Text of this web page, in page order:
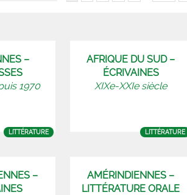
–
1970
LITTÉRATURE
AFRIQUE DU SUD –
ÉCRIVAINES
XIXe-XXIe siècle
LITTÉRATURE
–
AMÉRINDIENNES –
LITTÉRATURE ORALE